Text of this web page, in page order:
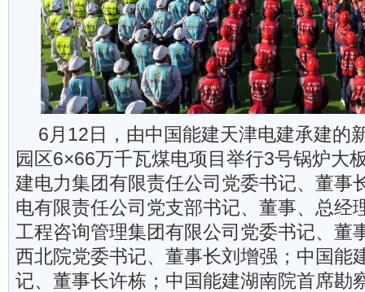
6月12日，由中国能建天津电建承建的
园区6×66万千瓦煤电项目举行3号锅炉大
建电力集团有限责任公司党委书记、董事
电有限责任公司党支部书记、董事、总经
工程咨询管理集团有限公司党委书记、董
西北院党委书记、董事长刘增强；中国能
记、董事长许栋；中国能建湖南院首席勘